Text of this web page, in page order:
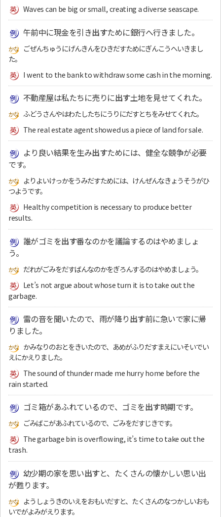
Waves can be big or small, creating a diverse seascape.
午前中に現金を引き出すために銀行へ行きました。
ごぜんちゅうにげんきんをひきだすためにぎんこうへいきまし
た。
I went to the bank to withdraw some cash in the morning.
不動産屋は私たちに売りに出す土地を見せてくれた。
ふどうさんやはわたしたちにうりにだすとちをみせてくれた。
The real estate agent showed us a piece of land for sale.
より良い結果を生み出すためには、健全な競争が必要
です。
よりよいけっかをうみだすためには、けんぜんなきょうそうがひ
つようです。
Healthy competition is necessary to produce better
results.
誰がゴミを出す番なのかを議論するのはやめましょ
う。
だれがごみをだすばんなのかをぎろんするのはやめましょう。
Let’s not argue about whose turn it is to take out the
garbage.
雷の音を聞いたので、雨が降り出す前に急いで家に帰
りました。
かみなりのおとをきいたので、あめがふりだすまえにいそいでい
えにかえりました。
The sound of thunder made me hurry home before the
rain started.
ゴミ箱があふれているので、ゴミを出す時期です。
ごみばこがあふれているので、ごみをだすじきです。
The garbage bin is overflowing, it’s time to take out the
trash.
幼少期の家を思い出すと、たくさんの懐かしい思い出
が甦ります。
ようしょうきのいえをおもいだすと、たくさんのなつかしいおも
いでがよみがえります。